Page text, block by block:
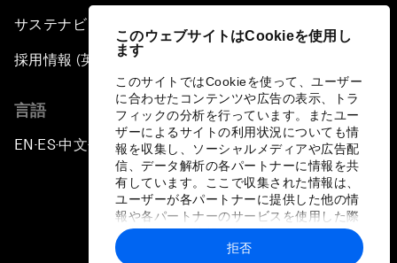
このウェブサイトはCookieを使用し
ます
このサイトではCookieを使って、ユーザー
に合わせたコンテンツや広告の表示、トラ
フィックの分析を行っています。またユー
ザーによるサイトの利用状況についても情
報を収集し、ソーシャルメディアや広告配
信、データ解析の各パートナーに情報を共
有しています。ここで収集された情報は、
ユーザーが各パートナーに提供した他の情
報や各パートナーのサービスを使用した際
に収集された情報と組み合わされ、各パー
トナーによって使用されることがありま
拒否
サステナビリティへの取り組み
採用情報 (英語のみ)
言語
EN ▪ES▪中文▪ 日本語